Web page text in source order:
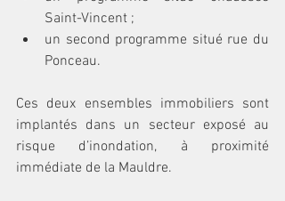
Saint-Vincent ;
un second programme situé rue du
Ponceau.
Ces deux ensembles immobiliers sont
implantés dans un secteur exposé au
risque d’inondation, à proximité
immédiate de la Mauldre.